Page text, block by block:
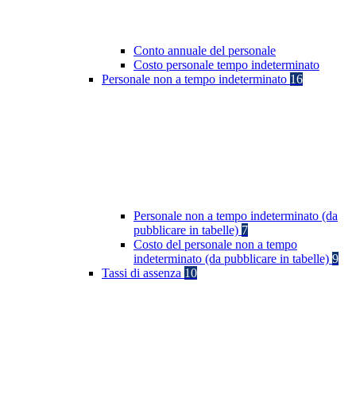
Conto annuale del personale
Costo personale tempo indeterminato
Personale non a tempo indeterminato 16
Personale non a tempo indeterminato (da
pubblicare in tabelle) 7
Costo del personale non a tempo
indeterminato (da pubblicare in tabelle) 9
Tassi di assenza 10